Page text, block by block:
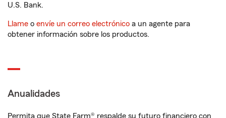
U.S. Bank.
Llame o envíe un correo electrónico a un agente para
obtener información sobre los productos.
Anualidades
Permita que State Farm® respalde su futuro financiero con